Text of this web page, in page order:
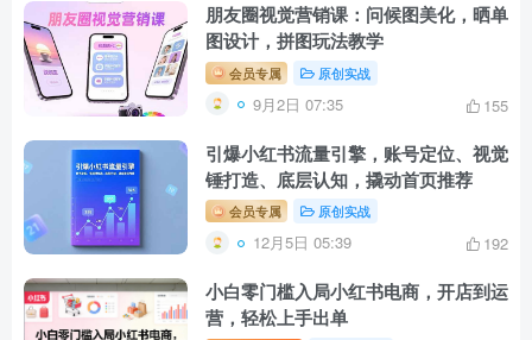
朋友圈视觉营销课：问候图美化，晒单
图设计，拼图玩法教学
会员专属 原创实战
9月2日 07:35 155
引爆小红书流量引擎，账号定位、视觉
锤打造、底层认知，撬动首页推荐
会员专属 原创实战
12月5日 05:39 192
小白零门槛入局小红书电商，开店到运
营，轻松上手出单